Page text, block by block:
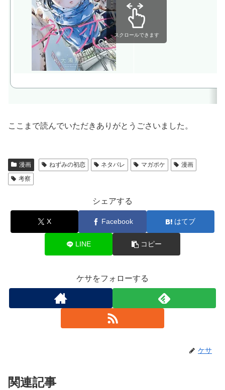
スクロールできます
ここまで読んでいただきありがとうごさいました。
漫画 ねずみの初恋 ネタバレ マガポケ
漫画
考察
シェアする
X Facebook はてブ
LINE コピー
ケサをフォローする
ケサ
関連記事